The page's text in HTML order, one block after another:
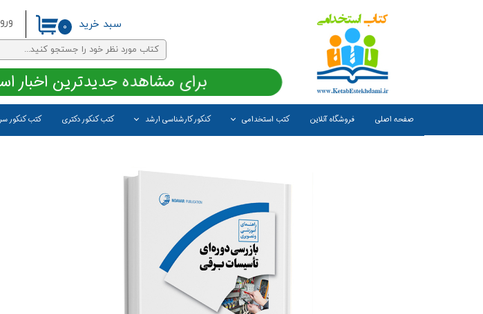
صفحه اصلی فروشگاه آنلاین کتب استخدامی کنکور کارشناسی ارشد کتب کنکور دکتری کتب کنکور
۰ سبد خرید
برای مشاهده جدیدترین اخبار